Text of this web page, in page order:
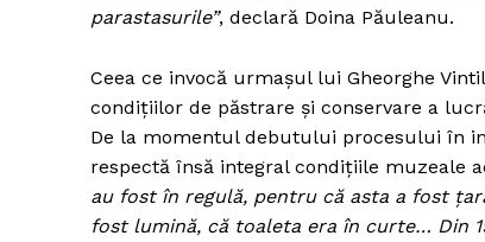
parastasurile”, declară Doina Păuleanu.
Ceea ce invocă urmaşul lui Gheorghe
condiţiilor de păstrare şi conservare a
De la momentul debutului procesului în
respectă însă integral condiţiile muzeale
au fost în regulă, pentru că asta a fost
fost lumină, că toaleta era în curte… Din